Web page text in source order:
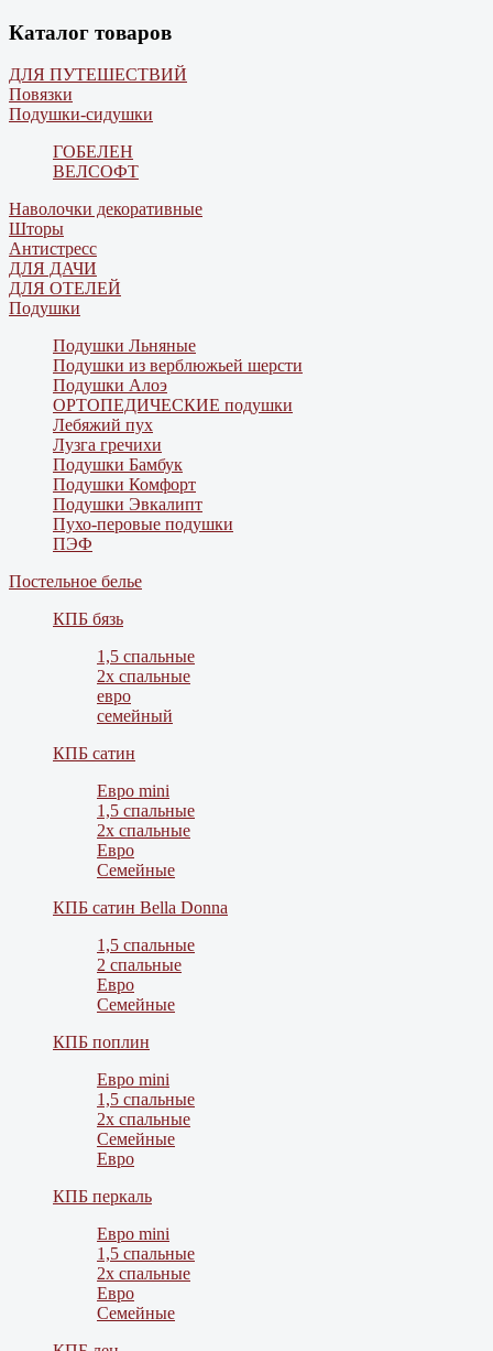
Каталог товаров
ДЛЯ ПУТЕШЕСТВИЙ
Повязки
Подушки-сидушки
ГОБЕЛЕН
ВЕЛСОФТ
Наволочки декоративные
Шторы
Антистресс
ДЛЯ ДАЧИ
ДЛЯ ОТЕЛЕЙ
Подушки
Подушки Льняные
Подушки из верблюжьей шерсти
Подушки Алоэ
ОРТОПЕДИЧЕСКИЕ подушки
Лебяжий пух
Лузга гречихи
Подушки Бамбук
Подушки Комфорт
Подушки Эвкалипт
Пухо-перовые подушки
ПЭФ
Постельное белье
КПБ бязь
1,5 спальные
2х спальные
евро
семейный
КПБ сатин
Евро mini
1,5 спальные
2х спальные
Евро
Семейные
КПБ сатин Bella Donna
1,5 спальные
2 спальные
Евро
Семейные
КПБ поплин
Евро mini
1,5 спальные
2х спальные
Семейные
Евро
КПБ перкаль
Евро mini
1,5 спальные
2х спальные
Евро
Семейные